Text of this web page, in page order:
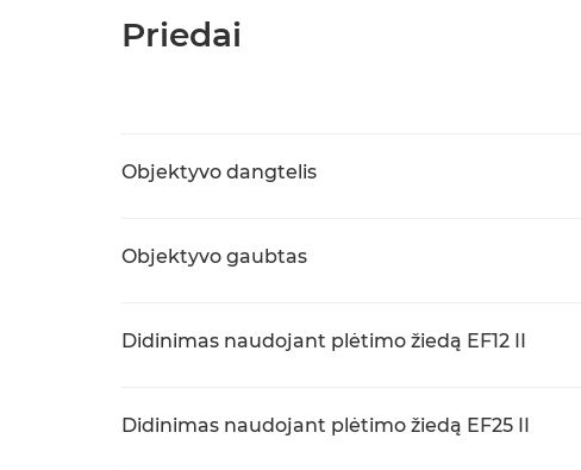
Priedai
Objektyvo dangtelis
Objektyvo gaubtas
Didinimas naudojant plėtimo žiedą EF12 II
Didinimas naudojant plėtimo žiedą EF25 II